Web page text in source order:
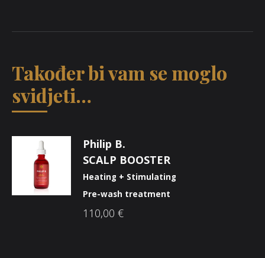
Također bi vam se moglo
svidjeti…
Philip B.
SCALP BOOSTER
Heating + Stimulating
Pre-wash treatment
110,00 €